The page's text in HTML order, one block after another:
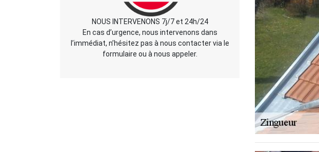
NOUS INTERVENONS 7j/7 et 24h/24
En cas d’urgence, nous intervenons dans
l’immédiat, n’hésitez pas à nous contacter via le
formulaire ou à nous appeler.